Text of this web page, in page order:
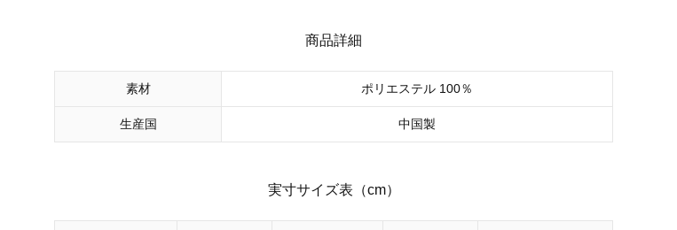
商品詳細
素材 ポリエステル 100％
生産国 中国製
実寸サイズ表（cm）